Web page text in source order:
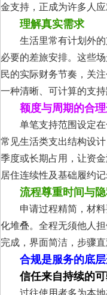
金支持，正成为许多人
理解真实需求
生活里常有计划外
必要的差旅安排。这些
民的实际财务节奏，关
一种清晰、可计算的支持
额度与周期的合
单笔支持范围设定
常见生活类支出结构设
季度或长期占用，让资
居住连续性及基础履约
流程尊重时间与
申请过程精简，材
化堆叠。全程无须他人
完成，界面简洁，步骤
合规是服务的底
信任来自持续的
过往使用者多为本